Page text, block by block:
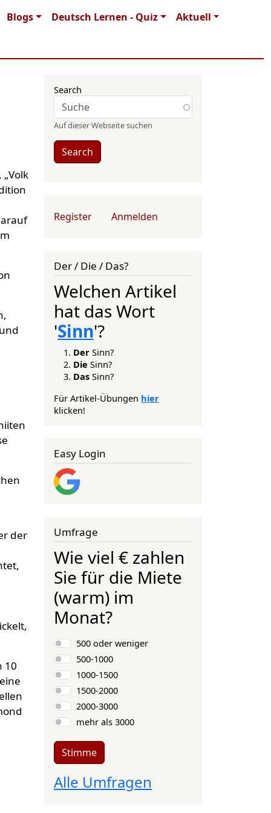
Blogs Deutsch Lernen - Quiz
Aktuell
10
Search
Auf dieser Webseite suchen
Search
User account menu
Register Anmelden
Der / Die / Das?
Welchen Artikel
hat das Wort
'Sinn'?
Der Sinn?
Die Sinn?
Das Sinn?
Für Artikel-Übungen hier
klicken!
Easy Login
Umfrage
Wie viel € zahlen
Sie für die Miete
(warm) im
Monat?
Auswahlmöglichkeiten
500 oder weniger
500-1000
1000-1500
1500-2000
2000-3000
mehr als 3000
Stimme
Alle Umfragen